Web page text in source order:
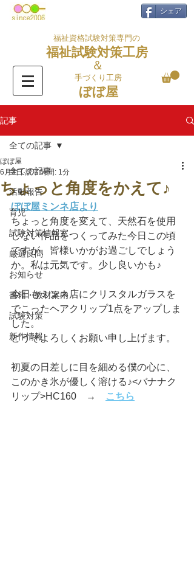
シェア
福祉資格試験対策専門の
福祉試験対策工房
＆
手づくり工房
ぼぼ屋
記事
全ての記事
活動報告
育児
試験対策情報室
厳選良問
お知らせ
書籍・教材案内
試験対策
新作情報
全ての記事
ちょっと角度をかえて♪
ぼぼ屋
6月3日 読了時間: 1分
ぼぼ屋ミンネ店より
ちょっと角度を変えて、天然石を使用
しない作品をつくってみた今日この頃
ですが、皆様いかがお過ごしでしょう
か。私は元気です。少し良いかも♪
今日もミンネ店にクリスタルガラスを
でこったヘアクリップ1点をアップしま
した。
どうぞよろしくお願い申し上げます。
初夏の日差しに目を細める僕の心に、
このかき氷が優しく溶ける♪<バナナク
リップ>HC160　→
こちら